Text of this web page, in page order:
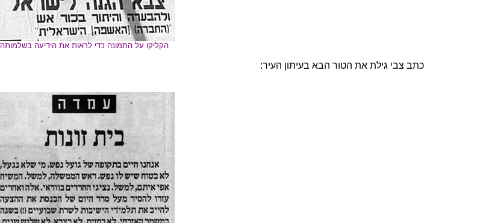
הקליקו על התמונה כדי לראות את הידיעה בשלמותה
כתב צבי גילת את הטור הבא בעיתון העיר: